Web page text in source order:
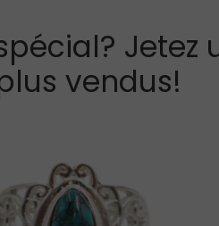
vendus!